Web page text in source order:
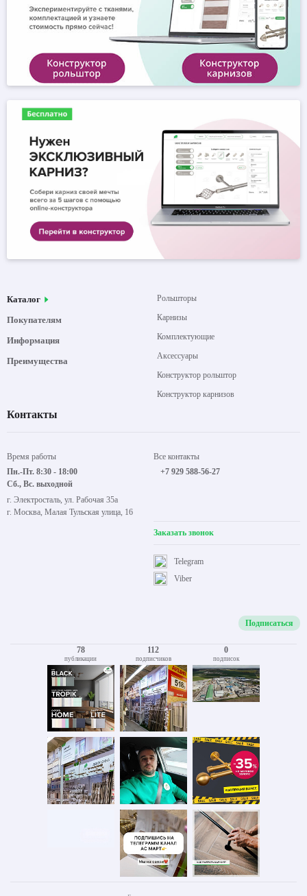
Каталог
Покупателям
Информация
Преимущества
Рольшторы
Карнизы
Комплектующие
Аксессуары
Конструктор рольштор
Конструктор карнизов
Контакты
Время работы
Пн.-Пт. 8:30 - 18:00
Сб., Вс. выходной
г. Электросталь, ул. Рабочая 35а
г. Москва, Малая Тульская улица, 16
Все контакты
+7 929 588-56-27
Заказать звонок
Viber
Telegram
Подписаться
78
публикации
112
подписчиков
0
подписок